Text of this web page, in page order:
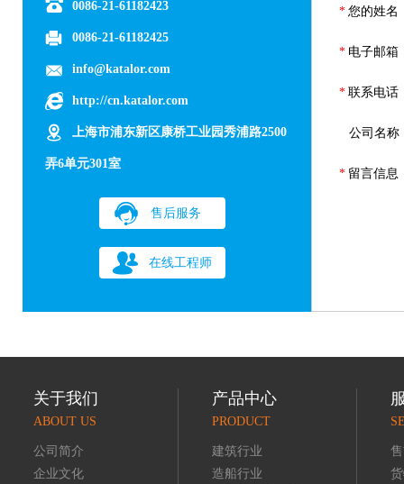
0086-21-61182423
0086-21-61182425
info@katalor.com
http://cn.katalor.com
上海市浦东新区康桥工业园秀浦路2500
弄6单元301室
售后服务
在线工程师
* 您的姓名
* 电子邮箱
* 联系电话
公司名称
* 留言信息
关于我们
ABOUT US
公司简介
企业文化
产品中心
PRODUCT
建筑行业
造船行业